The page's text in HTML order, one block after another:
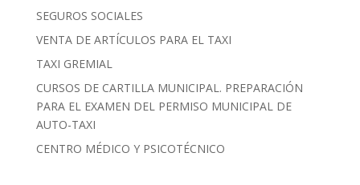
SEGUROS SOCIALES
VENTA DE ARTÍCULOS PARA EL TAXI
TAXI GREMIAL
CURSOS DE CARTILLA MUNICIPAL. PREPARACIÓN
PARA EL EXAMEN DEL PERMISO MUNICIPAL DE
AUTO-TAXI
CENTRO MÉDICO Y PSICOTÉCNICO